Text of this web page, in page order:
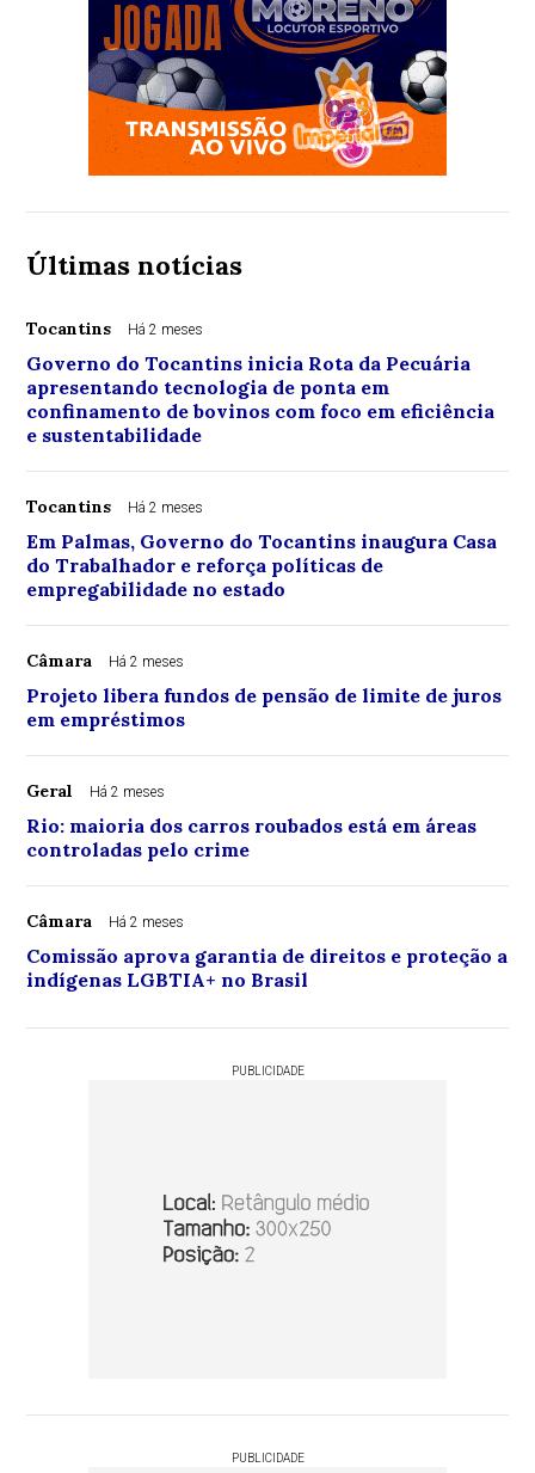
Últimas notícias
Tocantins Há 2 meses
Governo do Tocantins inicia Rota da Pecuária
apresentando tecnologia de ponta em
confinamento de bovinos com foco em eficiência
e sustentabilidade
Tocantins Há 2 meses
Em Palmas, Governo do Tocantins inaugura Casa
do Trabalhador e reforça políticas de
empregabilidade no estado
Câmara Há 2 meses
Projeto libera fundos de pensão de limite de juros
em empréstimos
Geral Há 2 meses
Rio: maioria dos carros roubados está em áreas
controladas pelo crime
Câmara Há 2 meses
Comissão aprova garantia de direitos e proteção a
indígenas LGBTIA+ no Brasil
PUBLICIDADE
PUBLICIDADE